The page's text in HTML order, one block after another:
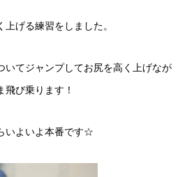
げる練習をしました。
いてジャンプしてお尻を高く上げなが
飛び乗ります！
いよいよ本番です☆